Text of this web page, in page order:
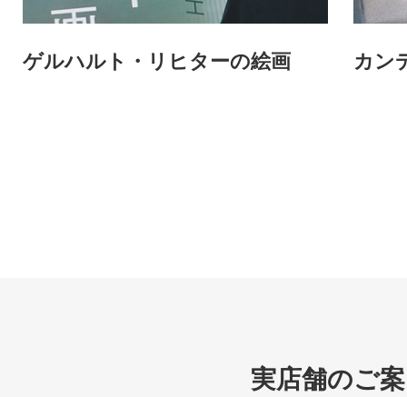
ゲルハルト・リヒターの絵画 カン
実店舗のご